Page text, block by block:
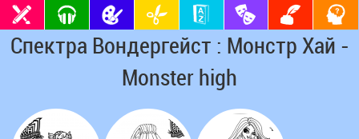
Спектра Вондергейст : Монстр Хай -
Monster high